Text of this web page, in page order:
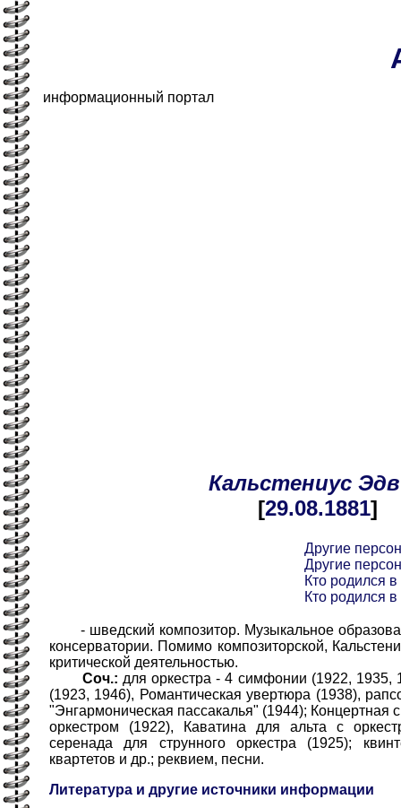
информационный портал
Кальстениус
[29.08.1881]
Другие
Другие
Кто родился
Кто родился в
- шведский композитор. Музыкальное
консерватории. Помимо композиторской,
критической деятельностью.
Соч.: для оркестра - 4 симфонии (1922, 1935,
(1923, 1946), Романтическая увертюра (1938),
"Энгармоническая пассакалья" (1944);
оркестром (1922), Каватина для альта с
серенада для струнного оркестра (1925);
квартетов и др.; реквием, песни.
Литература и другие источники информации